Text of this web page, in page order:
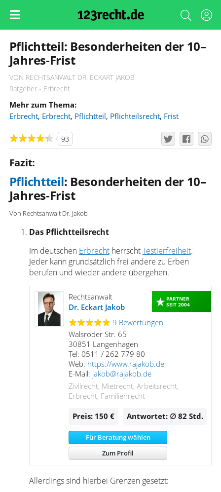
Pflichtteil: Besonderheiten der 10–
Jahres-Frist
VON RECHTSANWALT DR. ECKART JAKOB
Ratgeber - Erbrecht
Mehr zum Thema:
Erbrecht, Erbrecht, Pflichtteil, Pflichteilsrecht, Frist
93
Fazit:
Pflichtteil: Besonderheiten der 10–
Jahres-Frist
Von Rechtsanwalt Dr. Jakob
Das Pflichtteilsrecht
Im deutschen ErbrechtherrschtTestierfreiheit.
Jeder kann grundsätzlich frei andere zu Erben
berufen und wieder andere übergehen.
PARTNER
SEIT 2004
Rechtsanwalt
Dr. Eckart Jakob
9 Bewertungen
Walsroder Str. 65
30851 Langenhagen
Tel: 0511 / 262 779 80
Web: https://www.rajakob.de
E-Mail: jakob@rajakob.de
Zivilrecht, Mietrecht, Arbeitsrecht,
Erbrecht, Familienrecht
Preis: 150 € Antwortet: ∅ 82Std.
Für Beratung wählen
Zum Profil
Allerdings sind hierbei Grenzen gesetzt: